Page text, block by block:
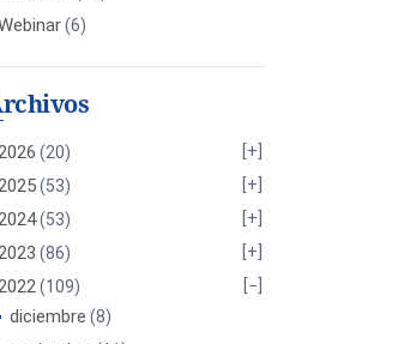
(6)
(20)
(53)
(53)
(86)
(109)
diciembre (8)